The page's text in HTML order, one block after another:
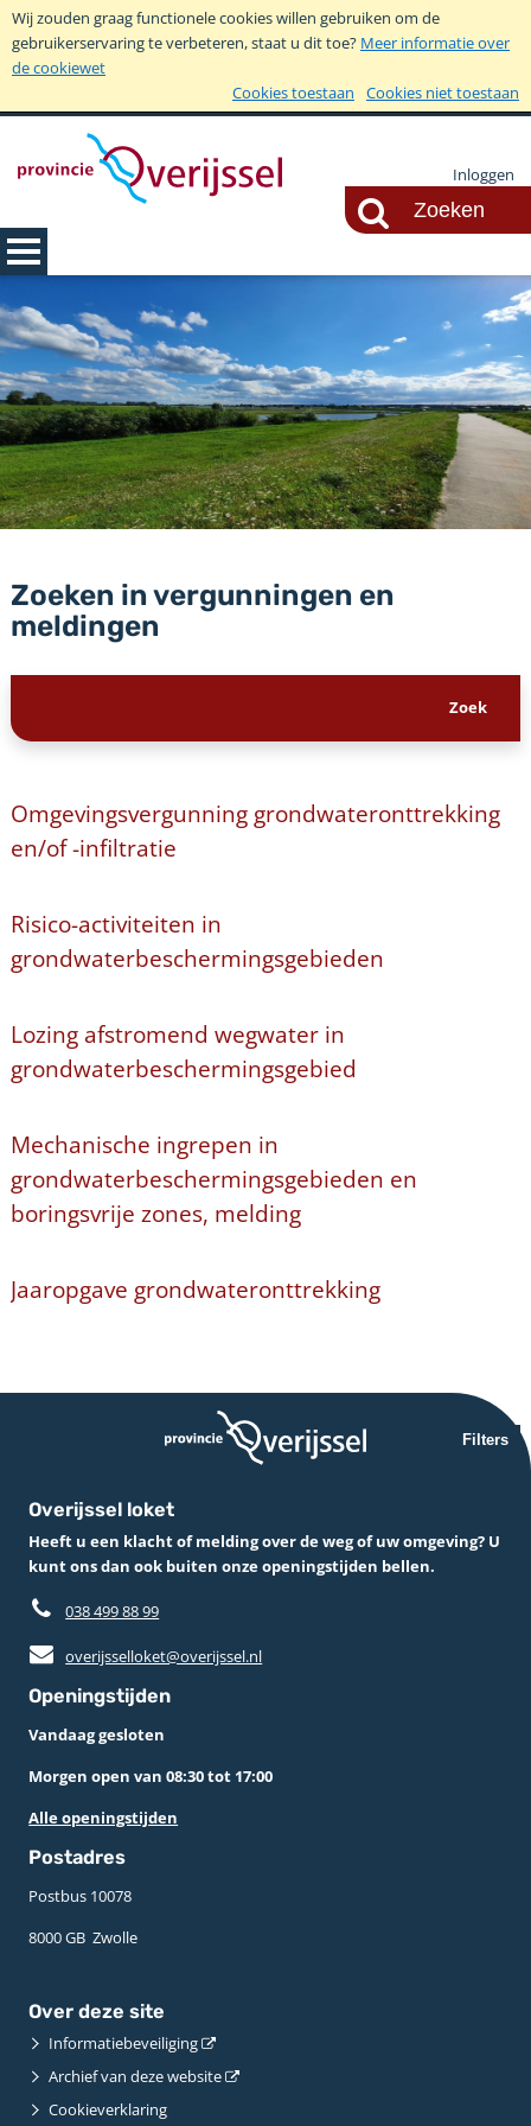
Wij zouden graag functionele cookies willen gebruiken om de
gebruikerservaring te verbeteren, staat u dit toe? Meer informatie over
de cookiewet
Cookies toestaan
Cookies niet toestaan
Inloggen
Zoeken in vergunningen en
meldingen
Omgevingsvergunning grondwateronttrekking
en/of -infiltratie
Risico-activiteiten in
grondwaterbeschermingsgebieden
Lozing afstromend wegwater in
grondwaterbeschermingsgebied
Mechanische ingrepen in
grondwaterbeschermingsgebieden en
boringsvrije zones, melding
Jaaropgave grondwateronttrekking
Filters
Overijssel loket
Heeft u een klacht of melding over de weg of uw omgeving? U
kunt ons dan ook buiten onze openingstijden bellen.
038 499 88 99
overijsselloket@overijssel.nl
Openingstijden
Vandaag gesloten
Morgen open van 08:30 tot 17:00
Alle openingstijden
Postadres
Postbus 10078 ­
8000 GB ­ Zwolle
Over deze site
Informatiebeveiliging
Archief van deze website
Cookieverklaring